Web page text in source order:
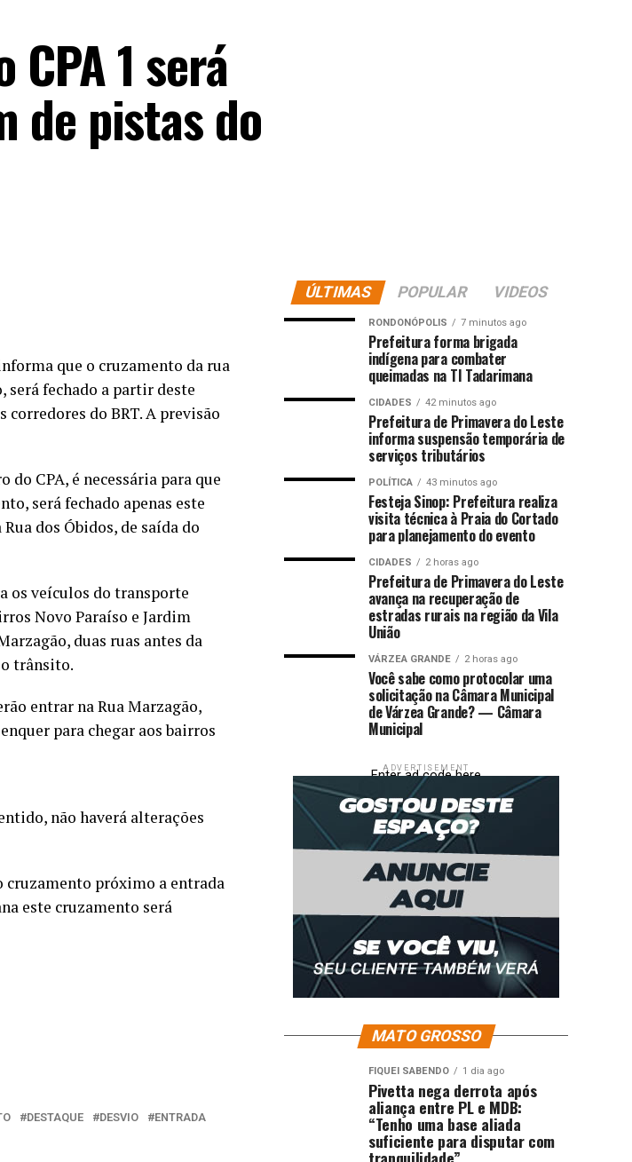
1 será
de pistas do
que o cruzamento da rua
será fechado a partir deste
corredores do BRT. A previsão
CPA, é necessária para que
será fechado apenas este
dos Óbidos, de saída do
os veículos do transporte
Novo Paraíso e Jardim
duas ruas antes da
trânsito.
entrar na Rua Marzagão,
para chegar aos bairros
não haverá alterações
cruzamento próximo a entrada
este cruzamento será
DESTAQUE DESVIO
ENTRADA
ÚLTIMAS POPULAR VIDEOS
RONDONÓPOLIS 7 minutos ago
Prefeitura forma brigada
indígena para combater
queimadas na TI Tadarimana
CIDADES 42 minutos ago
Prefeitura de Primavera do Leste
informa suspensão temporária de
serviços tributários
POLÍTICA 43 minutos ago
Festeja Sinop: Prefeitura realiza
visita técnica à Praia do Cortado
para planejamento do evento
CIDADES 2 horas ago
Prefeitura de Primavera do Leste
avança na recuperação de
estradas rurais na região da Vila
União
VÁRZEA GRANDE 2 horas ago
Você sabe como protocolar uma
solicitação na Câmara Municipal
de Várzea Grande? — Câmara
Municipal
ADVERTISEMENT
Enter ad code here
MATO GROSSO
FIQUEI SABENDO 1 dia ago
Pivetta nega derrota após
aliança entre PL e MDB:
“Tenho uma base aliada
suficiente para disputar com
tranquilidade”